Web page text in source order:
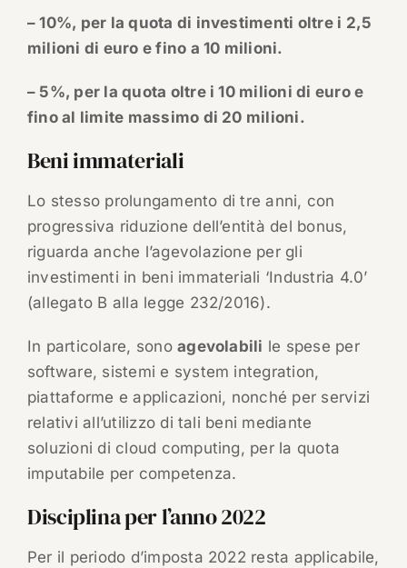
– 10%, per la quota di investimenti oltre i 2,5
milioni di euro e fino a 10 milioni.
– 5%, per la quota oltre i 10 milioni di euro e
fino al limite massimo di 20 milioni.
Beni immateriali
Lo stesso prolungamento di tre anni, con
progressiva riduzione dell’entità del bonus,
riguarda anche l’agevolazione per gli
investimenti in beni immateriali ‘Industria 4.0’
(allegato B alla legge 232/2016).
In particolare, sonoagevolabili le spese per
software, sistemi e system integration,
piattaforme e applicazioni, nonché per servizi
relativi all’utilizzo di tali beni mediante
soluzioni di cloud computing, per la quota
imputabile per competenza.
Disciplina per l’anno 2022
Per il periodo d’imposta 2022 resta applicabile,